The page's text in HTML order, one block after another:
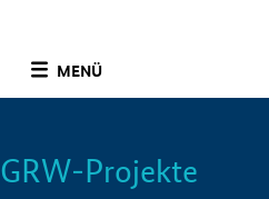
MENÜ
Info
Projekte